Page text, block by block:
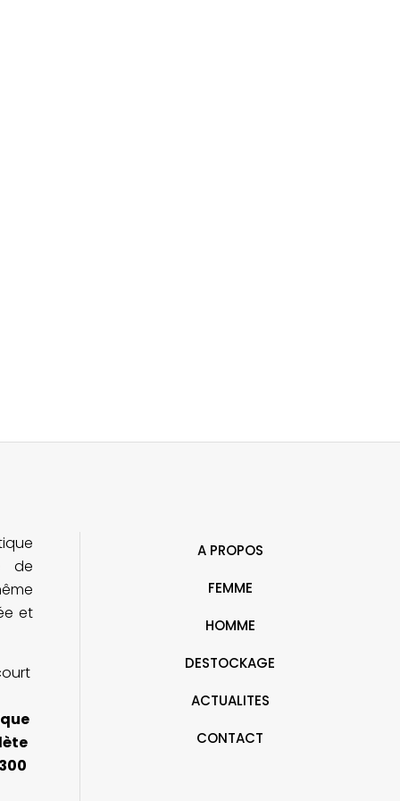
de
et
A PROPOS
FEMME
HOMME
DESTOCKAGE
ACTUALITES
CONTACT